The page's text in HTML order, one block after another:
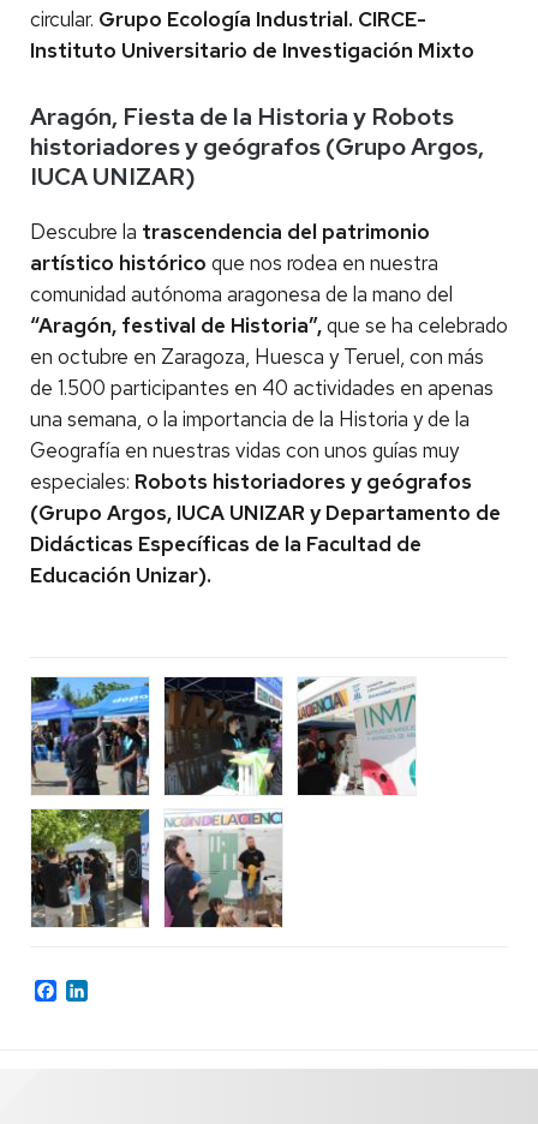
circular. Grupo Ecología Industrial. CIRCE-
Instituto Universitario de Investigación Mixto
Aragón, Fiesta de la Historia y Robots
historiadores y geógrafos (Grupo Argos,
IUCA UNIZAR)
Descubre la trascendencia del patrimonio
artístico histórico que nos rodea en nuestra
comunidad autónoma aragonesa de la mano del
“Aragón, festival de Historia”,que se ha celebrado
en octubre en Zaragoza, Huesca y Teruel, con más
de 1.500 participantes en 40 actividades en apenas
una semana, o la importancia de la Historia y de la
Geografía en nuestras vidas con unos guías muy
especiales: Robots historiadores y geógrafos
(Grupo Argos, IUCA UNIZAR y Departamento de
Didácticas Específicas de la Facultad de
Educación Unizar).
Facebook